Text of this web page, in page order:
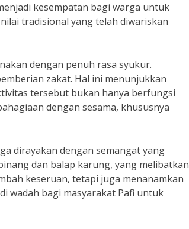
kesempatan bagi warga untuk
tradisional yang telah diwariskan
dengan penuh rasa syukur.
zakat. Hal ini menunjukkan
tersebut bukan hanya berfungsi
dengan sesama, khususnya
dirayakan dengan semangat yang
dan balap karung, yang melibatkan
keseruan, tetapi juga menanamkan
wadah bagi masyarakat Pafi untuk